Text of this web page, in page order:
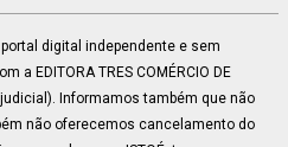
portal digital independente e sem
a EDITORA TRES COMÉRCIO DE
judicial). Informamos também que não
não oferecemos cancelamento do